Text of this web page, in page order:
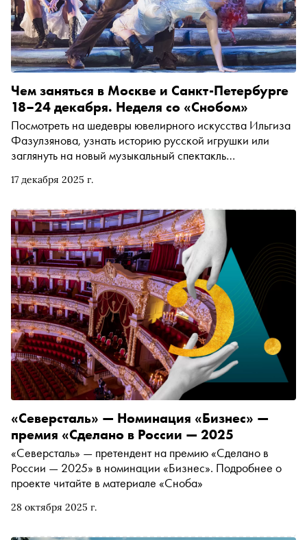
17 декабря 2025 г.
Чем заняться в Москве и Санкт-Петербурге
18–24 декабря. Неделя со «Снобом»
Посмотреть на шедевры ювелирного искусства Ильгиза
Фазулзянова, узнать историю русской игрушки или
заглянуть на новый музыкальный спектакль
сходить на ближайшей неделе
28 октября 2025 г.
«Северсталь» — Номинация «Бизнес» —
премия «Сделано в России — 2025
«Северсталь» — претендент на премию «Сделано в
России — 2025» в номинации «Бизнес». Подробнее о
проекте читайте в материале «Сноба»